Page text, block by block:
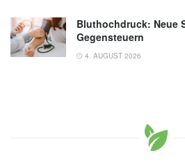
Bluthochdruck: Neue
Gegensteuern
4. AUGUST 2026